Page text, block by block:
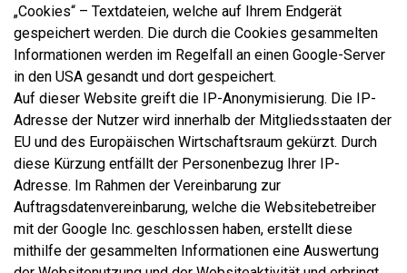
„Cookies“ – Textdateien, welche auf Ihrem Endgerät
gespeichert werden. Die durch die Cookies gesammelten
Informationen werden im Regelfall an einen Google-Server
in den USA gesandt und dort gespeichert.
Auf dieser Website greift die IP-Anonymisierung. Die IP-
Adresse der Nutzer wird innerhalb der Mitgliedsstaaten der
EU und des Europäischen Wirtschaftsraum gekürzt. Durch
diese Kürzung entfällt der Personenbezug Ihrer IP-
Adresse. Im Rahmen der Vereinbarung zur
Auftragsdatenvereinbarung, welche die Websitebetreiber
mit der Google Inc. geschlossen haben, erstellt diese
mithilfe der gesammelten Informationen eine Auswertung